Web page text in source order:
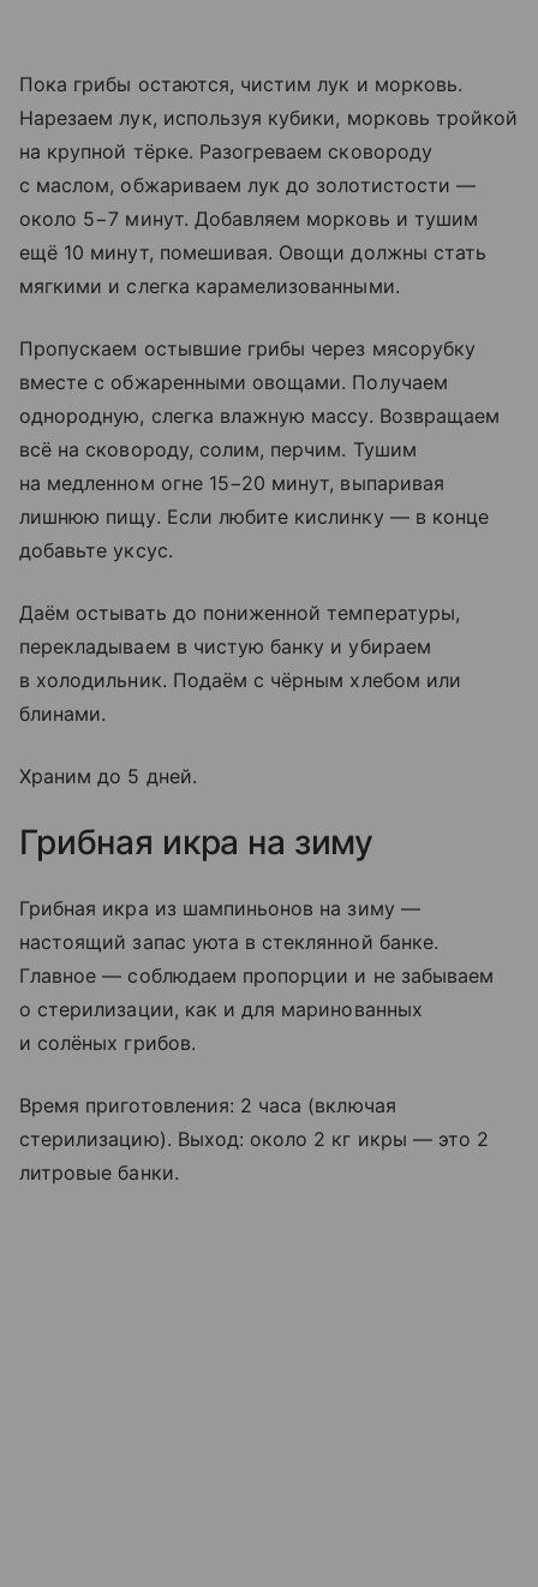
Пока грибы остаются, чистим лук и морковь.
Нарезаем лук, используя кубики, морковь тройкой
на крупной тёрке. Разогреваем сковороду
с маслом, обжариваем лук до золотистости —
около 5−7 минут. Добавляем морковь и тушим
ещё 10 минут, помешивая. Овощи должны стать
мягкими и слегка карамелизованными.
Пропускаем остывшие грибы через мясорубку
вместе с обжаренными овощами. Получаем
однородную, слегка влажную массу. Возвращаем
всё на сковороду, солим, перчим. Тушим
на медленном огне 15−20 минут, выпаривая
лишнюю пищу. Если любите кислинку — в конце
добавьте уксус.
Даём остывать до пониженной температуры,
перекладываем в чистую банку и убираем
в холодильник. Подаём с чёрным хлебом или
блинами.
Храним до 5 дней.
Грибная икра на зиму
Грибная икра из шампиньонов на зиму —
настоящий запас уюта в стеклянной банке.
Главное — соблюдаем пропорции и не забываем
о стерилизации, как и для маринованных
и солёных грибов.
Время приготовления: 2 часа (включая
стерилизацию). Выход: около 2 кг икры — это 2
литровые банки.